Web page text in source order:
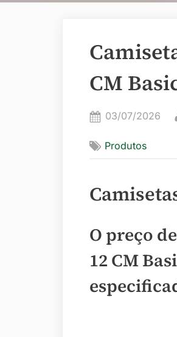
CM
Posted
03/07/2026
Produtos
O preço
12 CM